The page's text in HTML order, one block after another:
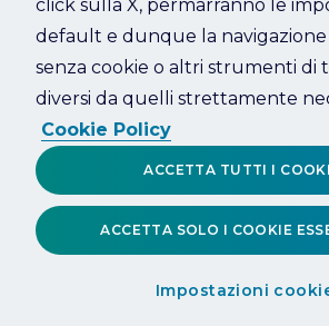
click sulla X, permarranno le
default e dunque la
senza cookie o altri strumenti di
diversi da quelli strettamente
Cookie Policy
Impostazioni
ACCETTA SOLO I COOKIE
ACCETTA TUTTI I